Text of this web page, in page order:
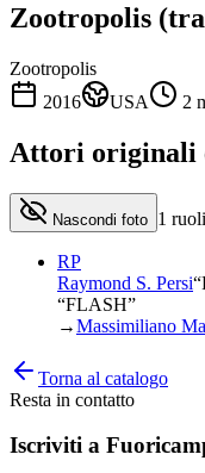
Zootropolis
Zootropolis
2016
USA 2
Attori originali
Nascondi foto 1 ruoli
RP
Raymond S. Persi“
“FLASH”
→Massimiliano
Torna al catalogo
Resta in contatto
Iscriviti a